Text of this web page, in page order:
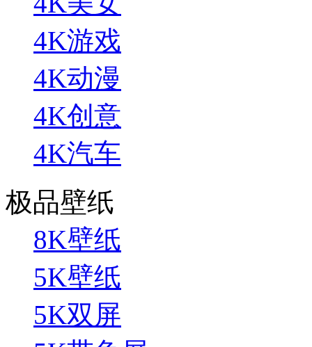
4K游戏
4K动漫
4K创意
4K汽车
极品壁纸
8K壁纸
5K壁纸
5K双屏